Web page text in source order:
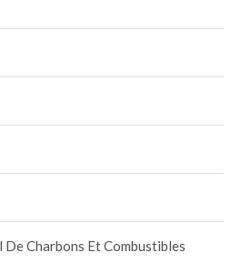
Charbons Et Combustibles